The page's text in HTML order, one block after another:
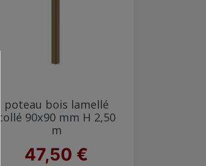
Aperçu rapide
poteau bois lamellé
collé 90x90 mm H 2,50
m
Prix
47,50 €